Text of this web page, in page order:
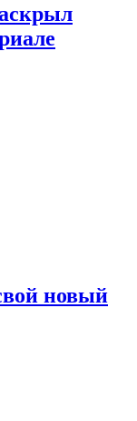
новый